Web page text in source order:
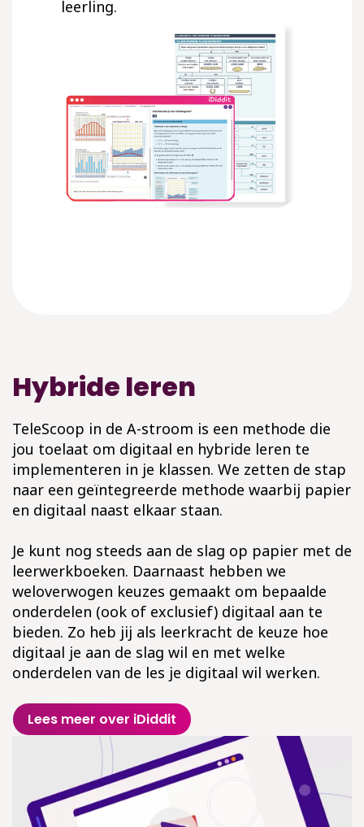
leerling.
Hybride leren
TeleScoop in de A-stroom is een methode die
jou toelaat om digitaal en hybride leren te
implementeren in je klassen. We zetten de stap
naar een geïntegreerde methode waarbij papier
en digitaal naast elkaar staan.
Je kunt nog steeds aan de slag op papier met de
leerwerkboeken. Daarnaast hebben we
weloverwogen keuzes gemaakt om bepaalde
onderdelen (ook of exclusief) digitaal aan te
bieden. Zo heb jij als leerkracht de keuze hoe
digitaal je aan de slag wil en met welke
onderdelen van de les je digitaal wil werken.
Lees meer over iDiddit